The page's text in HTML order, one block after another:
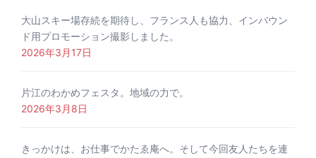
大山スキー場存続を期待し、フランス人も協力、インバウン
ド用プロモーション撮影しました。
2026年3月17日
片江のわかめフェスタ。地域の力で。
2026年3月8日
きっかけは、お仕事でかたゑ庵へ。そして今回友人たちを連